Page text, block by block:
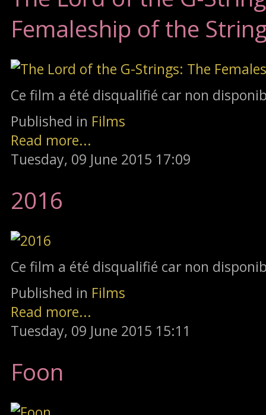
Femaleship of the
Ce film a été disqualifié car non
Published in Films
Read more...
Tuesday, 09 June 2015 17:09
2016
Ce film a été disqualifié car non
Published in Films
Read more...
Tuesday, 09 June 2015 15:11
Foon